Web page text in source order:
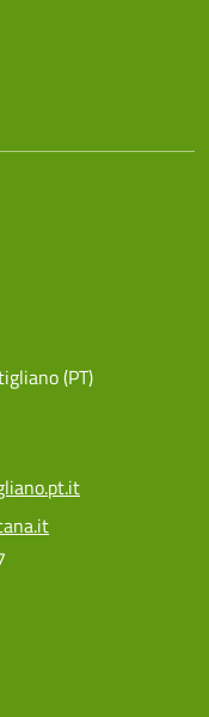
(PT)